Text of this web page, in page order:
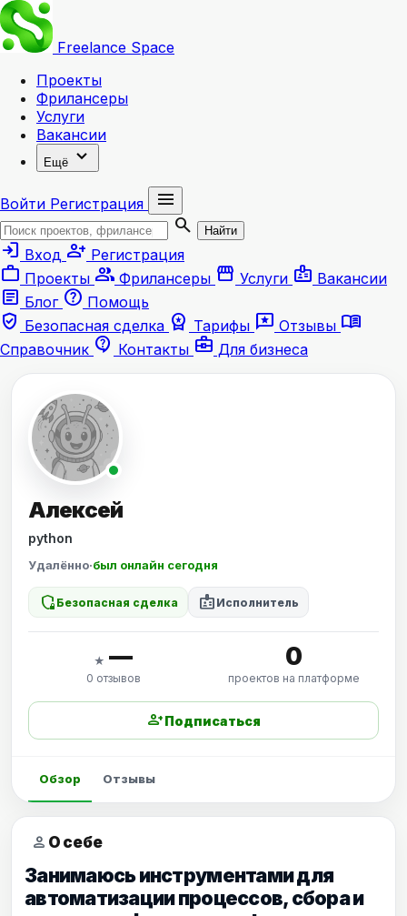
Freelance Space
Проекты
Фрилансеры
Услуги
Вакансии
Ещё expand_more
Войти Регистрация
menu
search
Найти
login Вход person_add Регистрация
work Проекты group Фрилансеры storefront Услуги badge Вакансии
article Блог help Помощь
verified_user Безопасная сделка workspace_premium Тарифы reviews Отзывы menu_book
Справочник contact_support Контакты business_center Для бизнеса
Алексей
python
Удалённо·был онлайн сегодня
shield_locked Безопасная сделка badge Исполнитель
★ —
0 отзывов
0
проектов на платформе
person_addПодписаться
Обзор Отзывы
person О себе
Занимаюсь инструментами для
автоматизации процессов, сбора и